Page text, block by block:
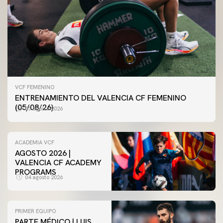
VCF FEMENINO
ENTRENAMIENTO DEL VALENCIA CF FEMENINO
(05/08/26)
05 agosto 2026
ACADEMIA VCF
AGOSTO 2026 |
VALENCIA CF ACADEMY
PROGRAMS
04 agosto 2026
PRIMER EQUIPO